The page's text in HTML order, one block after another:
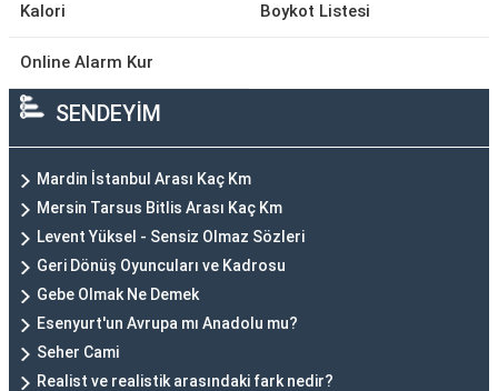
Kalori
Boykot Listesi
Online Alarm Kur
SENDEYİM
Mardin İstanbul Arası Kaç Km
Mersin Tarsus Bitlis Arası Kaç Km
Levent Yüksel - Sensiz Olmaz Sözleri
Geri Dönüş Oyuncuları ve Kadrosu
Gebe Olmak Ne Demek
Esenyurt'un Avrupa mı Anadolu mu?
Seher Cami
Realist ve realistik arasındaki fark nedir?